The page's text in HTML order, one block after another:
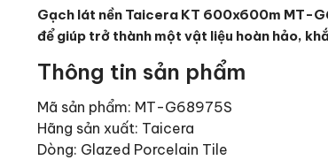
Gạch lát nền Taicera KT 600x600m MT-
để giúp trở thành một vật liệu hoàn hảo,
Thông tin sản phẩm
Mã sản phẩm: MT-G68975S
Hãng sản xuất: Taicera
Dòng: Glazed Porcelain Tile